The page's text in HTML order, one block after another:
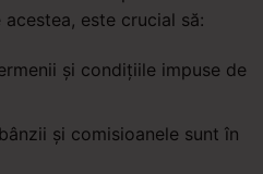
este crucial să:
și condițiile impuse de
și comisioanele sunt în